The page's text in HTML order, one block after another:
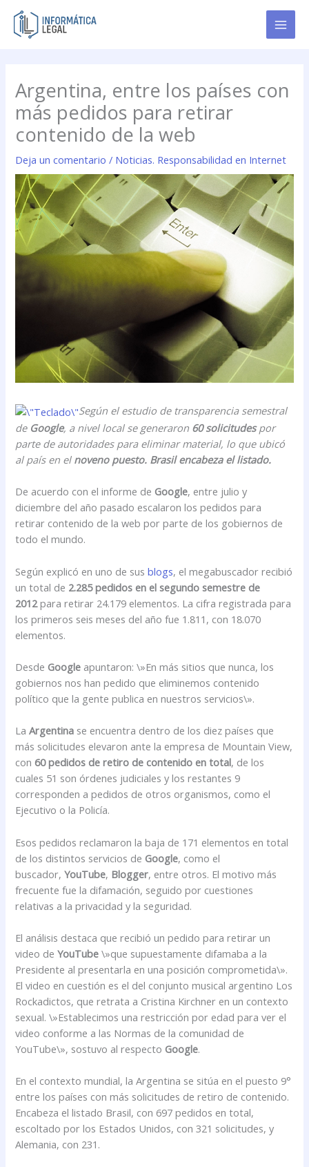
contenido
Argentina, entre los países con
más pedidos para retirar
contenido de la web
Deja un comentario / Noticias. Responsabilidad en Internet
Según el estudio de transparencia semestral
de Google, a nivel local se generaron 60 solicitudespor
parte de autoridades para eliminar material, lo que ubicó
al país en el noveno puesto. Brasil encabeza el listado.
De acuerdo con el informe de Google, entre julio y
diciembre del año pasado escalaron los pedidos para
retirar contenido de la web por parte de los gobiernos de
todo el mundo.
Según explicó en uno de susblogs, el megabuscador recibió
un total de 2.285 pedidos en el segundo semestre de
2012para retirar 24.179 elementos. La cifra registrada para
los primeros seis meses del año fue 1.811, con 18.070
elementos.
Desde Google apuntaron: \»En más sitios que nunca, los
gobiernos nos han pedido que eliminemos contenido
político que la gente publica en nuestros servicios\».
LaArgentina se encuentra dentro de los diez países que
más solicitudes elevaron ante la empresa de Mountain View,
con 60 pedidos de retiro de contenido en total, de los
cuales 51 son órdenes judiciales y los restantes 9
corresponden a pedidos de otros organismos, como el
Ejecutivo o la Policía.
Esos pedidos reclamaron la baja de 171 elementos en total
de los distintos servicios de Google, como el
buscador,YouTube, Blogger, entre otros. El motivo más
frecuente fue la difamación, seguido por cuestiones
relativas a la privacidad y la seguridad.
El análisis destaca que recibió un pedido para retirar un
video deYouTube \»que supuestamente difamaba a la
Presidente al presentarla en una posición comprometida\».
El video en cuestión es el del conjunto musical argentino Los
Rockadictos, que retrata a Cristina Kirchner en un contexto
sexual. \»Establecimos una restricción por edad para ver el
video conforme a las Normas de la comunidad de
YouTube\», sostuvo al respecto Google.
En el contexto mundial, la Argentina se sitúa en el puesto 9°
entre los países con más solicitudes de retiro de contenido.
Encabeza el listado Brasil, con 697 pedidos en total,
escoltado por los Estados Unidos, con 321 solicitudes, y
Alemania, con 231.